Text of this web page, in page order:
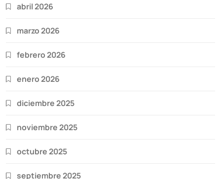
abril 2026
marzo 2026
febrero 2026
enero 2026
diciembre 2025
noviembre 2025
octubre 2025
septiembre 2025